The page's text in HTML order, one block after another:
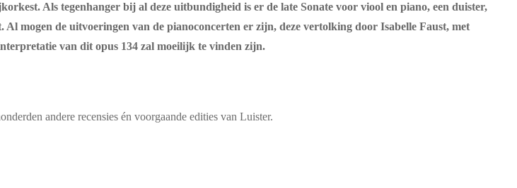
Als tegenhanger bij al deze uitbundigheid is er de late Sonate voor viool en piano, een duister,
mogen de uitvoeringen van de pianoconcerten er zijn, deze vertolking door Isabelle Faust, met
van dit opus 134 zal moeilijk te vinden zijn.
andere recensies én voorgaande edities van Luister.